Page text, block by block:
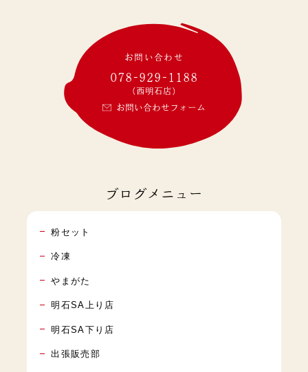
お問い合わせ
078-929-1188
(西明石店)
お問い合わせフォーム
ブログメニュー
粉セット
冷凍
やまがた
明石SA上り店
明石SA下り店
出張販売部